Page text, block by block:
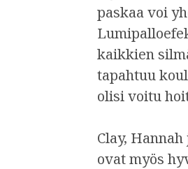
paskaa voi
kaikkien
tapahtuu
olisi voitu
Clay,
ovat myös